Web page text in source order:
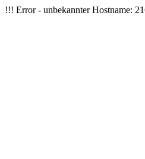
!!! Error - unbekannter Hostname: